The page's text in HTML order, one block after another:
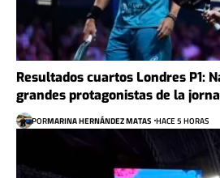
Resultados cuartos Londres P1:
grandes protagonistas de la
PORMARINA HERNÁNDEZ MATAS HACE 5 HORAS